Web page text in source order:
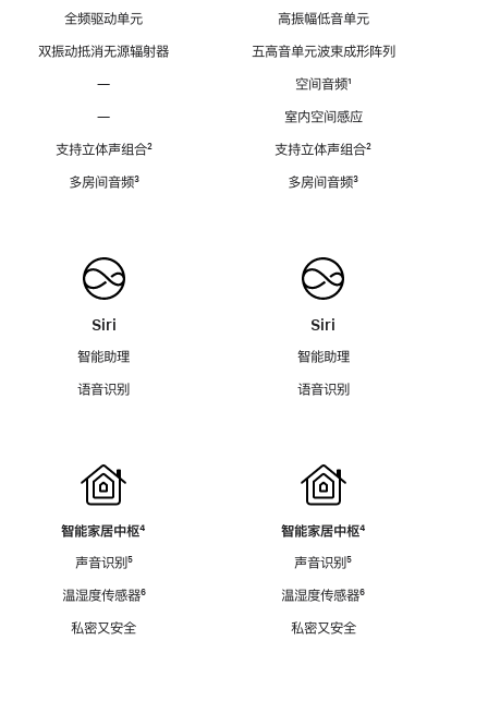
全频驱动单元
双振动抵消无源辐射器
—
—
支持立体声组合脚
²
多房间音频脚
³
Siri
智能助理
语音识别
智能家居中枢脚
⁴
声音识别脚
⁵
温湿度传感器脚
⁶
私密又安全
高振幅低音单元
五高音单元波束成形阵列
空间音频脚
¹
室内空间感应
支持立体声组合脚
²
多房间音频脚
³
Siri
智能助理
语音识别
智能家居中枢脚
⁴
声音识别脚
⁵
温湿度传感器脚
⁶
私密又安全